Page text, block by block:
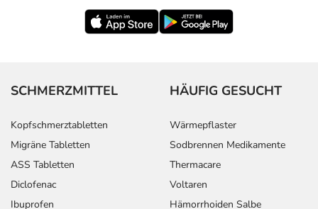
SCHMERZMITTEL
Kopfschmerztabletten
Migräne Tabletten
ASS Tabletten
Diclofenac
Ibuprofen
HÄUFIG GESUCHT
Wärmepflaster
Sodbrennen Medikamente
Thermacare
Voltaren
Hämorrhoiden Salbe